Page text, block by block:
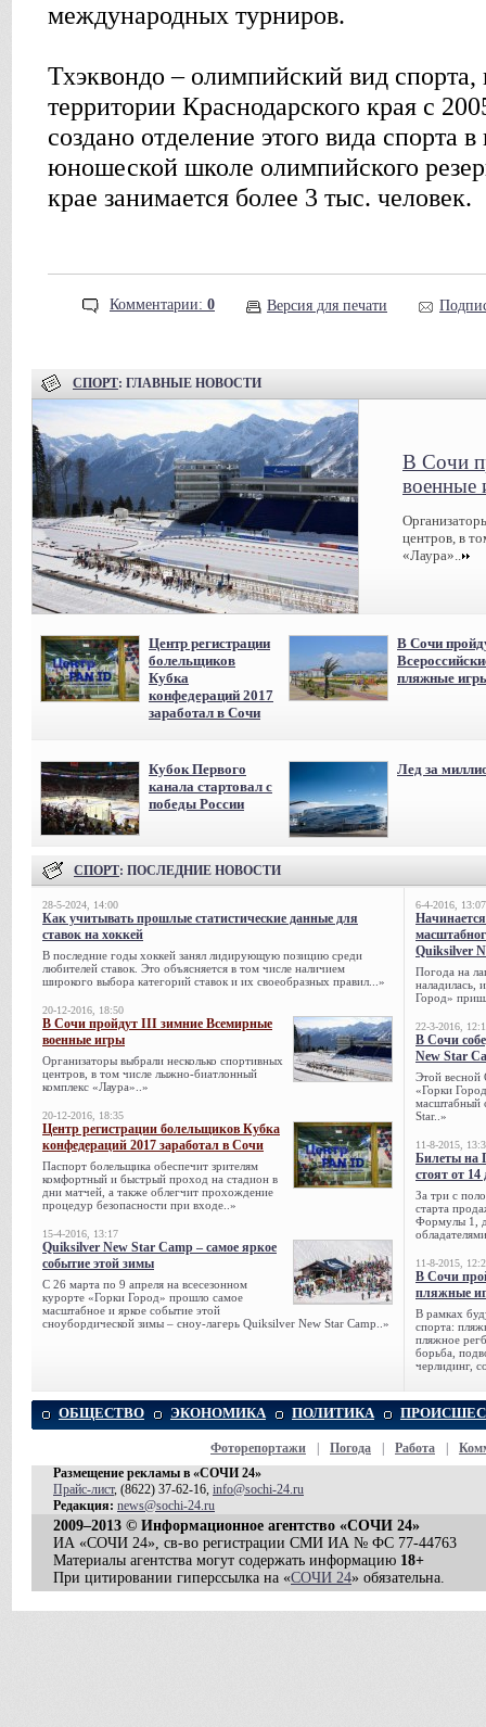
международных турниров.
Тхэквондо – олимпийский вид спорта,
территории Краснодарского края с
создано отделение этого вида спорта
юношеской школе олимпийского
крае занимается более 3 тыс. человек.
Комментарии: 0 Версия для печати
СПОРТ: ГЛАВНЫЕ НОВОСТИ
В Сочи
военные
центров, в
«Лаура»..
Центр регистрации
болельщиков
Кубка
конфедераций 2017
заработал в Сочи
В Сочи
пляжные
Кубок Первого
канала стартовал с
победы России
Лед за
СПОРТ: ПОСЛЕДНИЕ НОВОСТИ
28-5-2024, 14:00
Как учитывать прошлые статистические данные для
ставок на хоккей
В последние годы хоккей занял лидирующую позицию среди
любителей ставок. Это объясняется в том числе наличием
широкого выбора категорий ставок и их своеобразных правил...»
20-12-2016, 18:50
В Сочи пройдут III зимние Всемирные
военные игры
Организаторы выбрали несколько спортивных
центров, в том числе лыжно-биатлонный
комплекс «Лаура»..»
20-12-2016, 18:35
Центр регистрации болельщиков Кубка
конфедераций 2017 заработал в Сочи
Паспорт болельщика обеспечит зрителям
комфортный и быстрый проход на стадион в
дни матчей, а также облегчит прохождение
процедур безопасности при входе..»
15-4-2016, 13:17
Quiksilver New Star Camp – самое яркое
событие этой зимы
С 26 марта по 9 апреля на всесезонном
курорте «Горки Город» прошло самое
масштабное и яркое событие этой
сноубордической зимы – сноу-лагерь Quiksilver New Star Camp..»
6-4-2016, 13:07
Quiksilver
Погода на
наладилась,
Город»
22-3-2016,
В Сочи
New Star
Этой весной
«Горки
масштабный
Star..»
11-8-2015,
Билеты на
стоят от
За три с
старта
Формулы 1,
11-8-2015,
В Сочи
пляжные
В рамках
спорта:
пляжное
борьба,
черлидинг,
ОБЩЕСТВО ЭКОНОМИКА ПОЛИТИКА
Фоторепортажи Погода Работа
Размещение рекламы в «СОЧИ 24»
Прайс-лист, (8622) 37-62-16, info@sochi-24.ru
Редакция: news@sochi-24.ru
2009–2013 © Информационное агентство «СОЧИ 24»
ИА «СОЧИ 24», св-во регистрации СМИ ИА № ФС 77-44763
Материалы агентства могут содержать информацию 18+
При цитировании гиперссылка на «СОЧИ 24» обязательна.